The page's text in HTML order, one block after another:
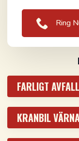
Ring
FARLIGT
KRANBIL